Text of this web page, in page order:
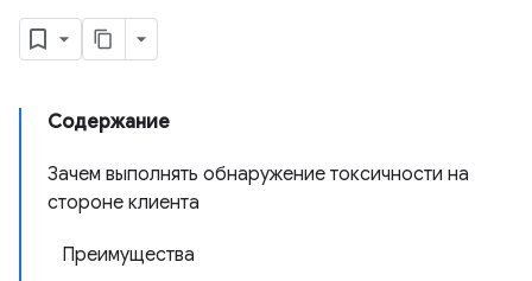
Содержание
Зачем выполнять обнаружение токсичности на
стороне клиента
Преимущества